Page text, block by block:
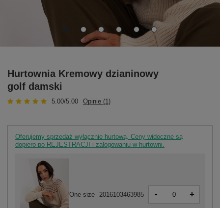
Hurtownia Kremowy dzianinowy
golf damski
5.00/5.00 Opinie (1)
Oferujemy sprzedaż wyłącznie hurtową. Ceny widoczne są
dopiero po REJESTRACJI i zalogowaniu w hurtowni.
One size 2016103463985 - +